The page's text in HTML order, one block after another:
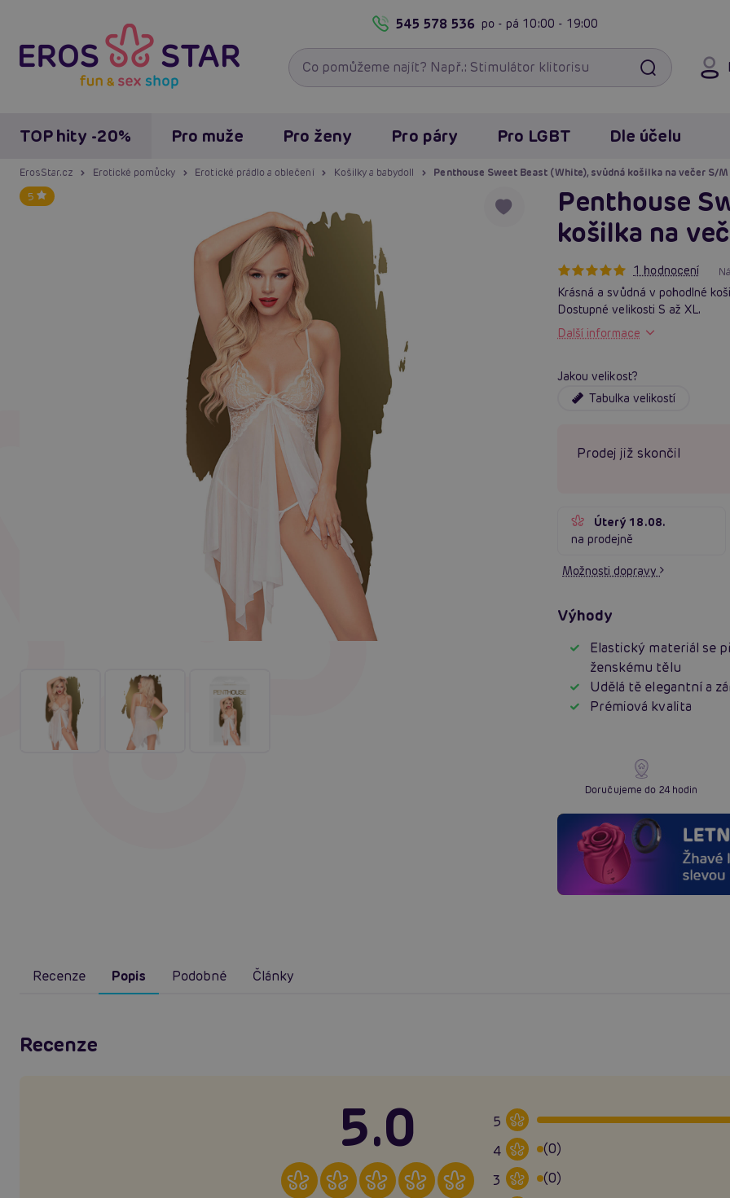
545 578 536 po - pá 10:00 - 19:00
TOP hity -20% Pro muže Pro ženy Pro páry Pro LGBT Dle účelu
ErosStar.cz Erotické pomůcky Erotické prádlo a oblečení Košilky a babydoll Penthouse Sweet Beast (White), svůdná košilka na večer S/M
5
Penthouse
košilka na
1 hodnocení
Krásná a svůdná v pohodlné
Dostupné velikosti S až XL.
Další informace
Jakou velikost?
Tabulka velikostí
Prodej již skončil
Úterý 18.08.
na prodejně
Možnosti dopravy
Výhody
Elastický materiál se
ženskému tělu
Udělá tě elegantní a
Prémiová kvalita
Doručujeme do 24 hodin
Recenze Popis Podobné Články
Recenze
5.0
5
4
(0)
3
(0)